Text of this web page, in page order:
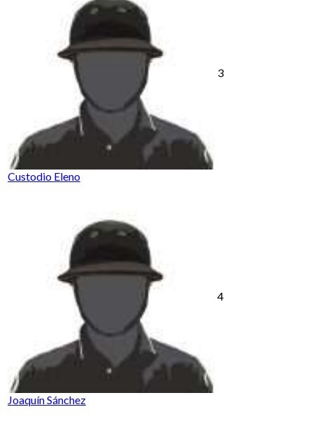
Custodio Eleno
3
Joaquín Sánchez
4